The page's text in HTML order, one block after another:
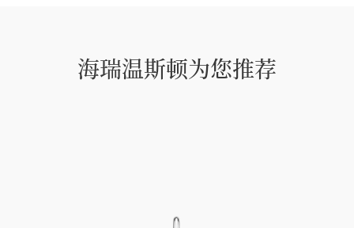
海瑞温斯顿为您推荐